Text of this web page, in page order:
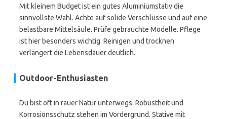
Mit kleinem Budget ist ein gutes Aluminiumstativ die
sinnvollste Wahl. Achte auf solide Verschlüsse und auf eine
belastbare Mittelsäule. Prüfe gebrauchte Modelle. Pflege
ist hier besonders wichtig. Reinigen und trocknen
verlängert die Lebensdauer deutlich.
Outdoor-Enthusiasten
Du bist oft in rauer Natur unterwegs. Robustheit und
Korrosionsschutz stehen im Vordergrund. Stative mit